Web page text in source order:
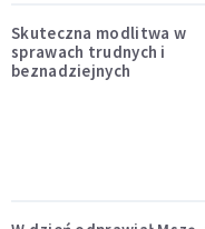
Skuteczna modlitwa w
sprawach trudnych i
beznadziejnych